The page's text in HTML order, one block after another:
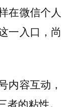
在微信个人
一入口，尚
内容互动，
的粘性。